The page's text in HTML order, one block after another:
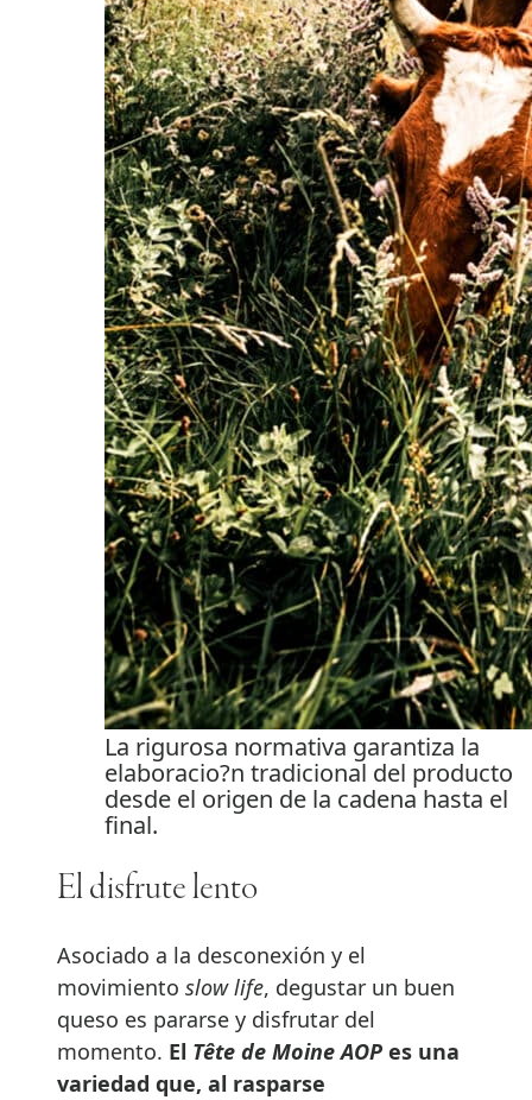
La rigurosa normativa garantiza la
elaboracio?n tradicional del producto
desde el origen de la cadena hasta el
final.
El disfrute lento
Asociado a la desconexión y el
movimiento slow life, degustar un buen
queso es pararse y disfrutar del
momento. El Tête de Moine AOP es una
variedad que, al rasparse